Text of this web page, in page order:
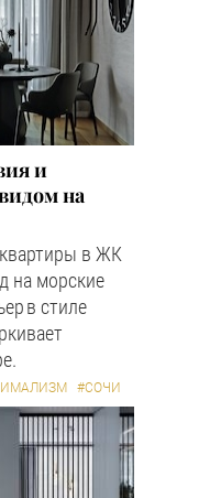
и
на
в ЖК
на морские
в стиле
#СОЧИ